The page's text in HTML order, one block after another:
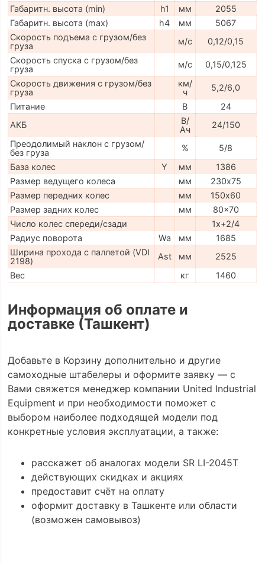
Габаритн. высота (min)
h1 мм
2055
Габаритн. высота (max)
h4 мм
5067
Скорость подъема с грузом/без
груза
м/с
0,12/0,15
Скорость спуска с грузом/без
груза
м/с
0,15/0,125
Скорость движения с грузом/без
груза
км/
ч
5,2/6,0
Питание
В
24
АКБ
В/
Ач
24/150
Преодолимый наклон с грузом/
без груза
%
5/8
База колес
Y мм
1386
Размер ведущего колеса
мм
230х75
Размер передних колес
мм
150х60
Размер задних колес
мм
80x70
Число колес спереди/сзади
1x+2/4
Радиус поворота
Wa мм
1685
Ширина прохода с паллетой (VDI
2198)
Ast мм
2525
Вес
кг 1460
Информация об оплате и
доставке (Ташкент)
Добавьте в Корзину дополнительно и другие
самоходные штабелеры и оформите заявку — с
Вами свяжется менеджер компании United Industrial
Equipment и при необходимости поможет с
выбором наиболее подходящей модели под
конкретные условия эксплуатации, а также:
расскажет об аналогах модели SR LI-2045Т
действующих скидках и акциях
предоставит счёт на оплату
оформит доставку в Ташкенте или области
(возможен самовывоз)